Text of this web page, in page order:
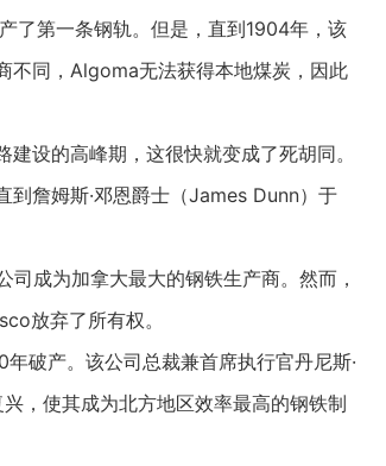
了第一条钢轨。但是，直到1904年，该
不同，Algoma无法获得本地煤炭 ，因此
设的高峰期，这很快就变成了死胡同。
到詹姆斯·邓恩爵士（James Dunn）于
成为加拿大最大的钢铁生产商。然而，
放弃了所有权。
破产。该公司总裁兼首席执行官丹尼斯·
，使其成为北方地区效率最高的钢铁制